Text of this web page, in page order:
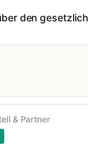
den
& Partner